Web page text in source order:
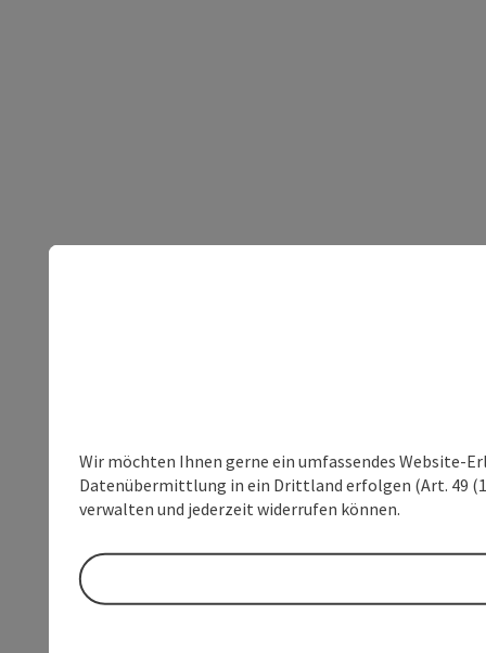
Wir möchten Ihnen gerne ein umfassendes Website-
Datenübermittlung in ein Drittland erfolgen (Art. 49
verwalten und jederzeit widerrufen können.